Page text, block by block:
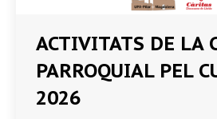
ACTIVITATS DE LA
PARROQUIAL PEL
2026